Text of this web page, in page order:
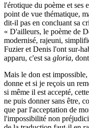
l'érotique du poème et ses
point de vue thématique,
dit-il pas en concluant sa
« D'ailleurs, le poème de
modernisé, rajeuni,
Fuzier et Denis l'ont sur-
apparu, c'est sa gloria,
Mais le don est
donne et si je reçois un
si même il est accepté,
ne puis donner sans être,
que par l'acceptation de
l'impossibilité non